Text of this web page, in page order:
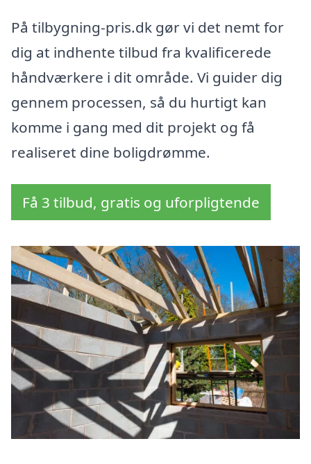
På tilbygning-pris.dk gør vi det nemt for
dig at indhente tilbud fra kvalificerede
håndværkere i dit område. Vi guider dig
gennem processen, så du hurtigt kan
komme i gang med dit projekt og få
realiseret dine boligdrømme.
Få 3 tilbud, gratis og uforpligtende